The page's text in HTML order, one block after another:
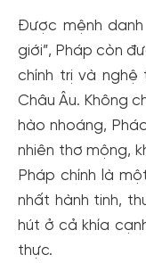
Được mệnh
giới”, Pháp còn
chính trị và nghệ
Châu Âu. Không
hào nhoáng,
nhiên thơ mộng,
Pháp chính là
nhất hành tinh,
hút ở cả khía
thực.